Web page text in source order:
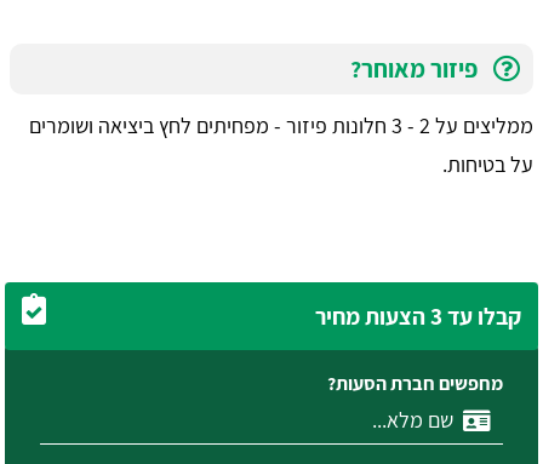
פיזור מאוחר?
ממליצים על 2 - 3 חלונות פיזור - מפחיתים לחץ ביציאה ושומרים
על בטיחות.
קבלו עד 3 הצעות מחיר
מחפשים חברת הסעות?